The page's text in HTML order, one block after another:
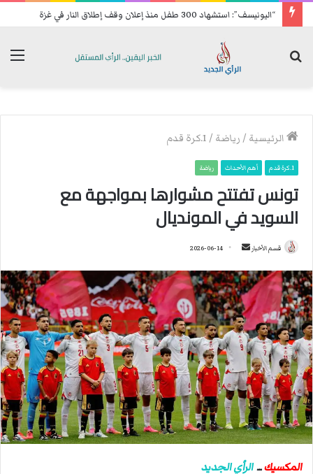
“اليونيسف”: استشهاد 300 طفل منذ إعلان وقف إطلاق النار في غزة
الرئيسية /رياضة /1.كرة قدم
1.كرة قدم أهم الأحداث رياضة
تونس تفتتح مشوارها بمواجهة مع
السويد في المونديال
قسم الأخبار
س
ل
ب
ر
ي
ا
إ
ل
ك
ر
2026-06-14
المكسيكــالرأي الجديد